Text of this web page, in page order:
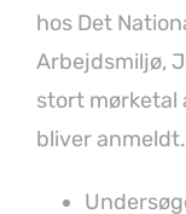
hos Det
Arbejdsmiljø,
stort mørketal
bliver anmeldt.